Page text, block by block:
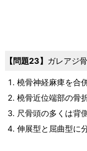
問題23 ガレアジ
橈骨神経麻痺を合
橈骨近位端部の骨
尺骨頭の多くは背
伸展型と屈曲型に